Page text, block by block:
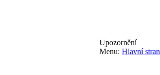
Upozornění
Menu: Hlavní